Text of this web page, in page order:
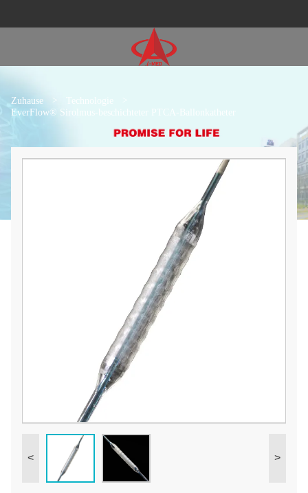
Zuhause > Technologie
EverFlow® Sirolmus-beschichteter PTCA-Ballonkatheter
< >